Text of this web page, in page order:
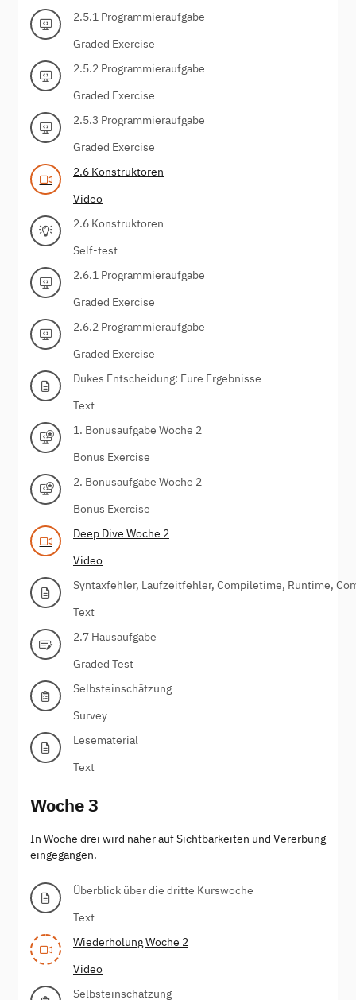
2.5.1 Programmieraufgabe
Graded Exercise
2.5.2 Programmieraufgabe
Graded Exercise
2.5.3 Programmieraufgabe
Graded Exercise
2.6 Konstruktoren
Video
2.6 Konstruktoren
Self-test
2.6.1 Programmieraufgabe
Graded Exercise
2.6.2 Programmieraufgabe
Graded Exercise
Dukes Entscheidung: Eure Ergebnisse
Text
1. Bonusaufgabe Woche 2
Bonus Exercise
2. Bonusaufgabe Woche 2
Bonus Exercise
Deep Dive Woche 2
Video
Syntaxfehler, Laufzeitfehler, Compiletime, Runtime,
Text
2.7 Hausaufgabe
Graded Test
Selbsteinschätzung
Survey
Lesematerial
Text
Woche 3
In Woche drei wird näher auf Sichtbarkeiten und Vererbung
eingegangen.
Überblick über die dritte Kurswoche
Text
Wiederholung Woche 2
Video
Selbsteinschätzung